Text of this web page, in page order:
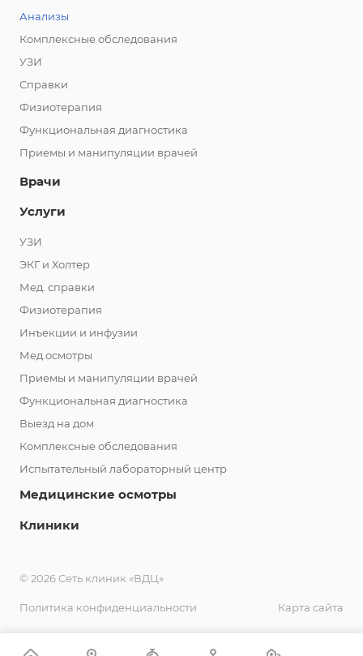
Анализы
Комплексные обследования
УЗИ
Справки
Физиотерапия
Функциональная диагностика
Приемы и манипуляции врачей
Врачи
Услуги
УЗИ
ЭКГ и Холтер
Мед. справки
Физиотерапия
Инъекции и инфузии
Мед.осмотры
Приемы и манипуляции врачей
Функциональная диагностика
Выезд на дом
Комплексные обследования
Испытательный лабораторный центр
Медицинские осмотры
Клиники
© 2026 Сеть клиник «ВДЦ»
Политика конфиденциальности Карта сайта